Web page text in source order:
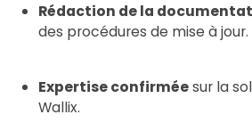
Rédaction de la
des procédures de mise à jour.
Expertise confirméesur la
Wallix.